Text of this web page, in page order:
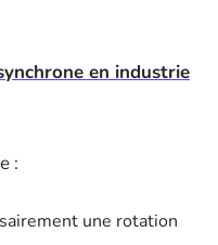
en industrie
:
une rotation